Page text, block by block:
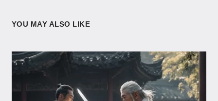
YOU MAY ALSO LIKE